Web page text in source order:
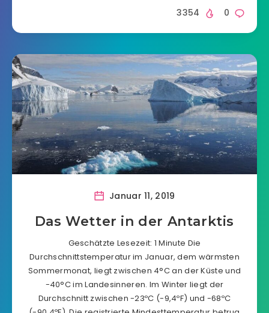
0
3354
Januar 11, 2019
Das Wetter in der Antarktis
Geschätzte Lesezeit: 1 Minute Die
Durchschnittstemperatur im Januar, dem wärmsten
Sommermonat, liegt zwischen 4°C an der Küste und
-40°C im Landesinneren. Im Winter liegt der
Durchschnitt zwischen -23ºC (-9,4ºF) und -68ºC